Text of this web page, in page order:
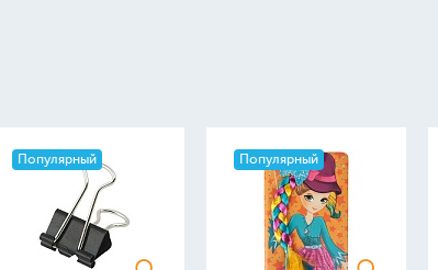
Популярный Популярный